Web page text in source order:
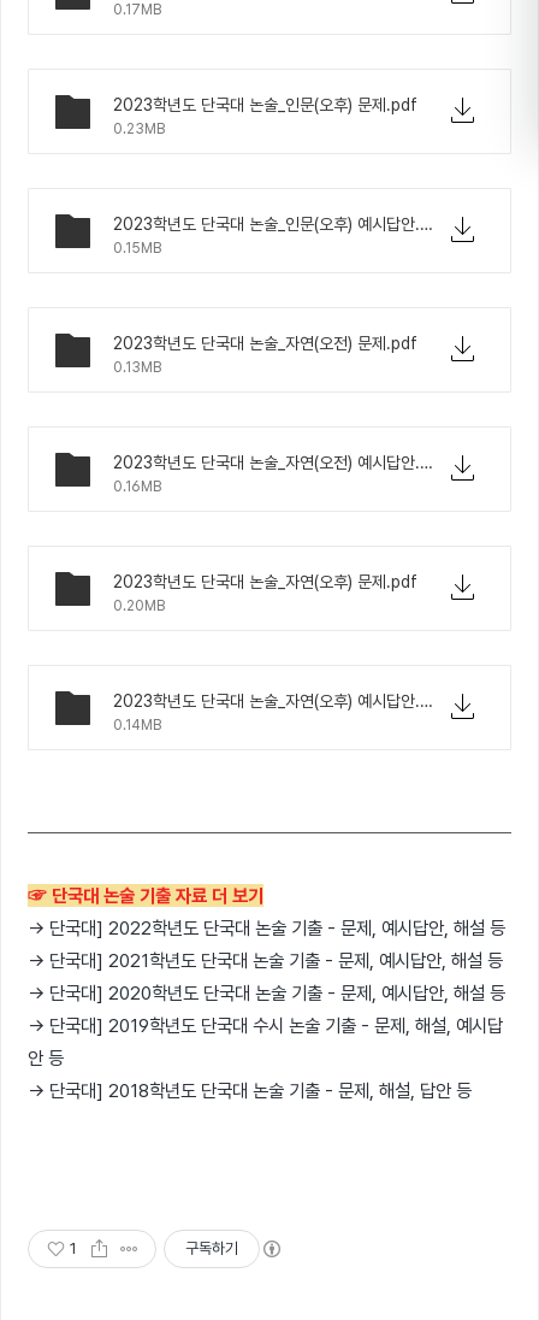
0.17MB
2023학년도 단국대 논술_인문(오후) 문제.pdf
0.23MB
2023학년도 단국대 논술_인문(오후) 예시답안.pdf
0.15MB
2023학년도 단국대 논술_자연(오전) 문제.pdf
0.13MB
2023학년도 단국대 논술_자연(오전) 예시답안.pdf
0.16MB
2023학년도 단국대 논술_자연(오후) 문제.pdf
0.20MB
2023학년도 단국대 논술_자연(오후) 예시답안.pdf
0.14MB
☞ 단국대 논술 기출 자료 더 보기
→ 단국대] 2022학년도 단국대 논술 기출 - 문제, 예시답안, 해설 등
→ 단국대] 2021학년도 단국대 논술 기출 - 문제, 예시답안, 해설 등
→ 단국대] 2020학년도 단국대 논술 기출 - 문제, 예시답안, 해설 등
→ 단국대] 2019학년도 단국대 수시 논술 기출 - 문제, 해설, 예시답
안 등
→ 단국대] 2018학년도 단국대 논술 기출 - 문제, 해설, 답안 등
1 구독하기